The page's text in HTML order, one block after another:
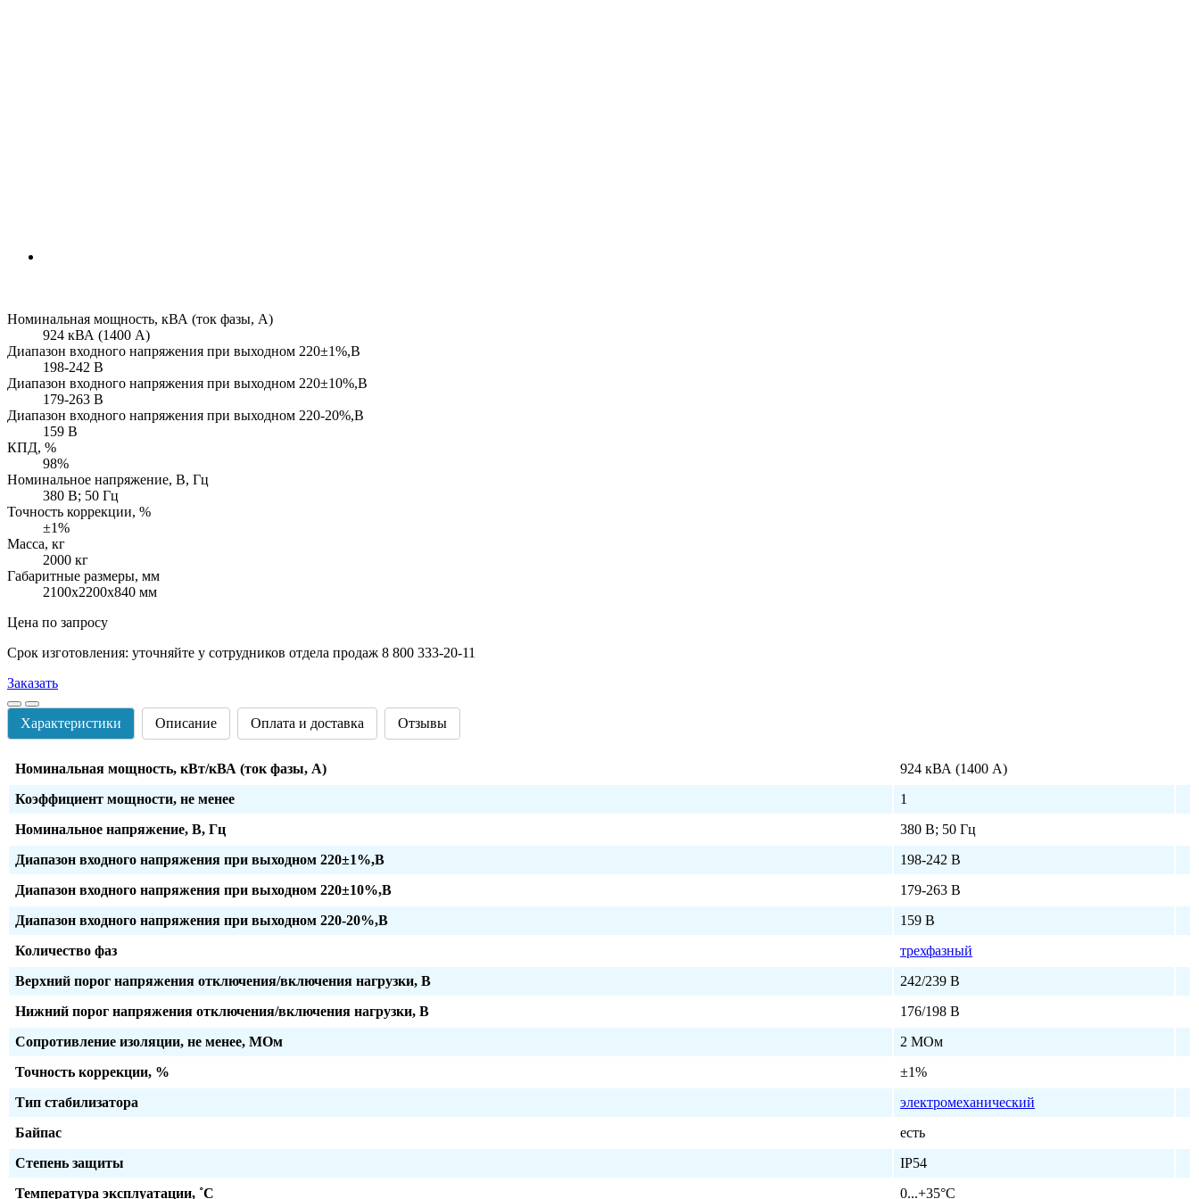
Номинальная мощность, кВА (ток фазы, А)
924 кВА (1400 А)
Диапазон входного напряжения при выходном 220±1%,В
198-242 В
Диапазон входного напряжения при выходном 220±10%,В
179-263 В
Диапазон входного напряжения при выходном 220-20%,В
159 В
КПД, %
98%
Номинальное напряжение, В, Гц
380 В; 50 Гц
Точность коррекции, %
±1%
Масса, кг
2000 кг
Габаритные размеры, мм
2100х2200х840 мм
Цена по запросу
Срок изготовления: уточняйте у сотрудников отдела продаж 8 800 333-20-11
Заказать
Характеристики Описание Оплата и доставка Отзывы
Номинальная мощность, кВт/кВА (ток фазы, А)
924 кВА (1400 А)
Коэффициент мощности, не менее
1
Номинальное напряжение, В, Гц
380 В; 50 Гц
Диапазон входного напряжения при выходном 220±1%,В
198-242 В
Диапазон входного напряжения при выходном 220±10%,В
179-263 В
Диапазон входного напряжения при выходном 220-20%,В
159 В
Количество фаз
трехфазный
Верхний порог напряжения отключения/включения нагрузки, В
242/239 В
Нижний порог напряжения отключения/включения нагрузки, В
176/198 В
Сопротивление изоляции, не менее, МОм
2 МОм
Точность коррекции, %
±1%
Тип стабилизатора
электромеханический
Байпас
есть
Степень защиты
IP54
Температура эксплуатации, ˚С
0...+35°C